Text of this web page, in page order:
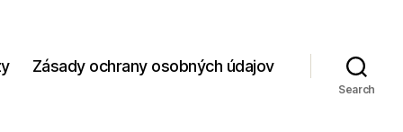
Zásady ochrany osobných údajov
Search